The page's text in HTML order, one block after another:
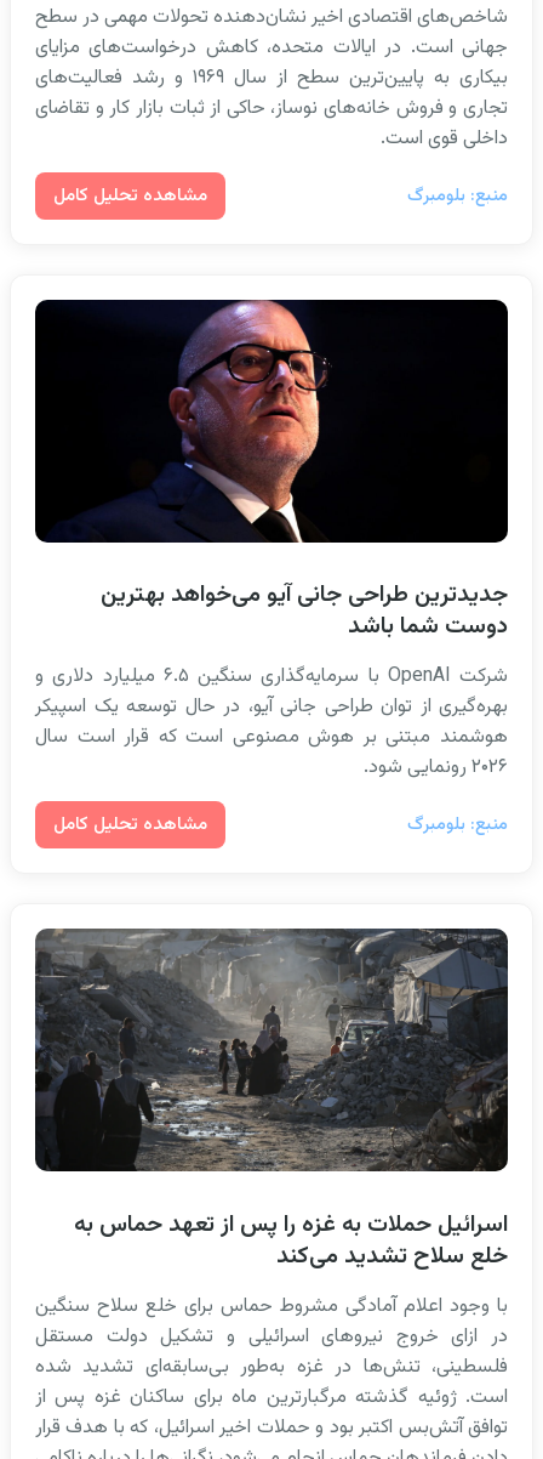
شاخص‌های اقتصادی اخیر نشان‌دهنده تحولات مهمی در سطح
جهانی است. در ایالات متحده، کاهش درخواست‌های مزایای
بیکاری به پایین‌ترین سطح از سال ۱۹۶۹ و رشد فعالیت‌های
تجاری و فروش خانه‌های نوساز، حاکی از ثبات بازار کار و تقاضای
داخلی قوی است.
منبع: بلومبرگ مشاهده تحلیل کامل
جدیدترین طراحی جانی آیو می‌خواهد بهترین
دوست شما باشد
شرکت OpenAI با سرمایه‌گذاری سنگین ۶.۵ میلیارد دلاری و
بهره‌گیری از توان طراحی جانی آیو، در حال توسعه یک اسپیکر
هوشمند مبتنی بر هوش مصنوعی است که قرار است سال
۲۰۲۶ رونمایی شود.
منبع: بلومبرگ مشاهده تحلیل کامل
اسرائیل حملات به غزه را پس از تعهد حماس به
خلع سلاح تشدید می‌کند
با وجود اعلام آمادگی مشروط حماس برای خلع سلاح سنگین
در ازای خروج نیروهای اسرائیلی و تشکیل دولت مستقل
فلسطینی، تنش‌ها در غزه به‌طور بی‌سابقه‌ای تشدید شده
است. ژوئیه گذشته مرگبارترین ماه برای ساکنان غزه پس از
توافق آتش‌بس اکتبر بود و حملات اخیر اسرائیل، که با هدف قرار